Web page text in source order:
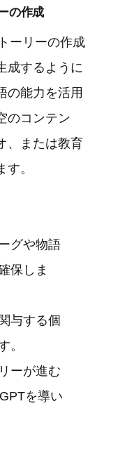
の作成
ーリーの作成
成するように
の能力を活用
のコンテン
、または教育
。
グや物語
保しま
与する個
。
ーが進む
を導い